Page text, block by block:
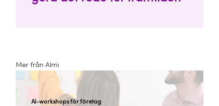
Mer från Almi
AI-workshops för företag